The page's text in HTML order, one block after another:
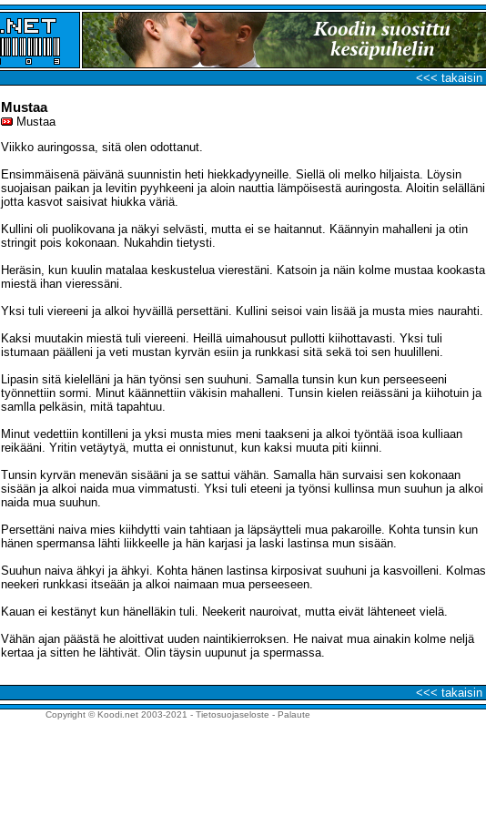
<<< takaisin
Mustaa
Mustaa
Viikko auringossa, sitä olen odottanut.
Ensimmäisenä päivänä suunnistin heti hiekkadyyneille. Siellä oli melko hiljaista. Löysin
suojaisan paikan ja levitin pyyhkeeni ja aloin nauttia lämpöisestä auringosta. Aloitin selälläni
jotta kasvot saisivat hiukka väriä.
Kullini oli puolikovana ja näkyi selvästi, mutta ei se haitannut. Käännyin mahalleni ja otin
stringit pois kokonaan. Nukahdin tietysti.
Heräsin, kun kuulin matalaa keskustelua vierestäni. Katsoin ja näin kolme mustaa kookasta
miestä ihan vieressäni.
Yksi tuli viereeni ja alkoi hyväillä persettäni. Kullini seisoi vain lisää ja musta mies naurahti.
Kaksi muutakin miestä tuli viereeni. Heillä uimahousut pullotti kiihottavasti. Yksi tuli
istumaan päälleni ja veti mustan kyrvän esiin ja runkkasi sitä sekä toi sen huulilleni.
Lipasin sitä kielelläni ja hän työnsi sen suuhuni. Samalla tunsin kun kun perseeseeni
työnnettiin sormi. Minut käännettiin väkisin mahalleni. Tunsin kielen reiässäni ja kiihotuin ja
samlla pelkäsin, mitä tapahtuu.
Minut vedettiin kontilleni ja yksi musta mies meni taakseni ja alkoi työntää isoa kulliaan
reikääni. Yritin vetäytyä, mutta ei onnistunut, kun kaksi muuta piti kiinni.
Tunsin kyrvän menevän sisääni ja se sattui vähän. Samalla hän survaisi sen kokonaan
sisään ja alkoi naida mua vimmatusti. Yksi tuli eteeni ja työnsi kullinsa mun suuhun ja alkoi
naida mua suuhun.
Persettäni naiva mies kiihdytti vain tahtiaan ja läpsäytteli mua pakaroille. Kohta tunsin kun
hänen spermansa lähti liikkeelle ja hän karjasi ja laski lastinsa mun sisään.
Suuhun naiva ähkyi ja ähkyi. Kohta hänen lastinsa kirposivat suuhuni ja kasvoilleni. Kolmas
neekeri runkkasi itseään ja alkoi naimaan mua perseeseen.
Kauan ei kestänyt kun hänelläkin tuli. Neekerit nauroivat, mutta eivät lähteneet vielä.
Vähän ajan päästä he aloittivat uuden naintikierroksen. He naivat mua ainakin kolme neljä
kertaa ja sitten he lähtivät. Olin täysin uupunut ja spermassa.
<<< takaisin
Copyright © Koodi.net 2003-2021 - Tietosuojaseloste - Palaute